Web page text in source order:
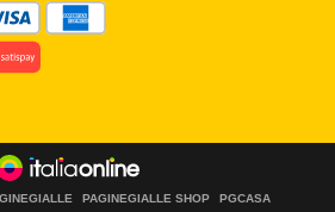
PAGINEGIALLE SHOP PGCASA